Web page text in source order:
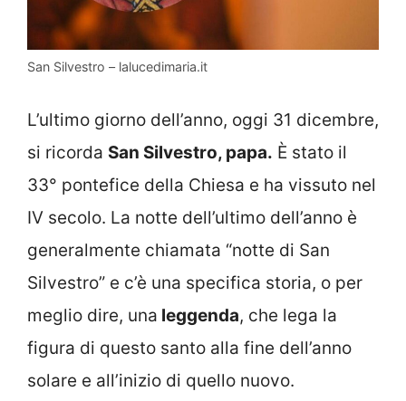
San Silvestro – lalucedimaria.it
L’ultimo giorno dell’anno, oggi 31 dicembre,
si ricorda San Silvestro, papa. È stato il
33° pontefice della Chiesa e ha vissuto nel
IV secolo. La notte dell’ultimo dell’anno è
generalmente chiamata “notte di San
Silvestro” e c’è una specifica storia, o per
meglio dire, una leggenda, che lega la
figura di questo santo alla fine dell’anno
solare e all’inizio di quello nuovo.